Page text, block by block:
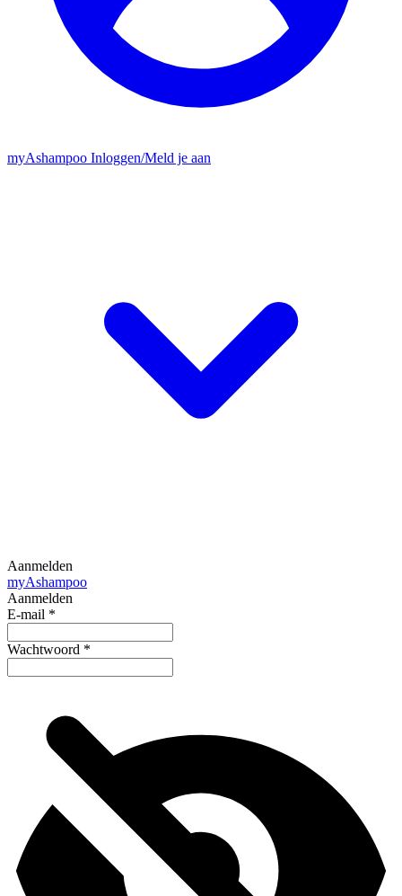
myAshampoo Inloggen/Meld je aan
Aanmelden
myAshampoo
Aanmelden
E-mail *
Wachtwoord *